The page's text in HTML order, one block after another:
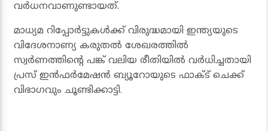
വര്‍ധനവാണുണ്ടായത്.
മാധ്യമ റിപ്പോര്‍ട്ടുകള്‍ക്ക് വിരുദ്ധമായി ഇന്ത്യയുടെ
വിദേശനാണ്യ കരുതല്‍ ശേഖരത്തില്‍
സ്വര്‍ണത്തിന്റെ പങ്ക് വലിയ രീതിയില്‍ വര്‍ധിച്ചതായി
പ്രസ് ഇന്‍ഫര്‍മേഷന്‍ ബ്യൂറോയുടെ ഫാക്ട് ചെക്ക്
വിഭാഗവും ചൂണ്ടിക്കാട്ടി.